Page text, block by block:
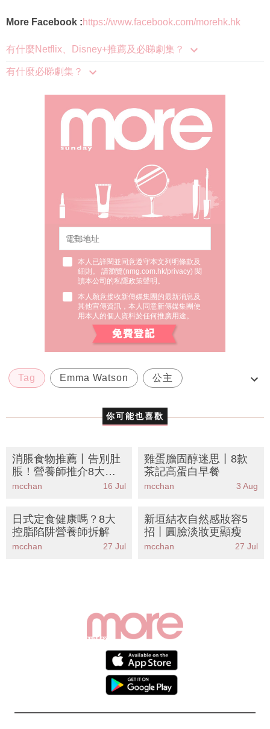
More Facebook :https://www.facebook.com/morehk.hk
有什麼Netflix、Disney+推薦及必睇劇集？
有什麼必睇劇集？
本人已詳閱並同意遵守本文列明條款及
細則。 請瀏覽(nmg.com.hk/privacy) 閱
讀本公司的私隱政策聲明。
本人願意接收新傳媒集團的最新消息及
其他宣傳資訊，本人同意新傳媒集團使
用本人的個人資料於任何推廣用途。
Tag Emma Watson 公主
你可能也喜歡
消脹食物推薦丨告別肚
脹！營養師推介8大天
然食物 附一日消脹餐單
mcchan 16 Jul
雞蛋膽固醇迷思丨8款
茶記高蛋白早餐
mcchan 3 Aug
日式定食健康嗎？8大
控脂陷阱營養師拆解
mcchan 27 Jul
新垣結衣自然感妝容5
招丨圓臉淡妝更顯瘦
mcchan 27 Jul